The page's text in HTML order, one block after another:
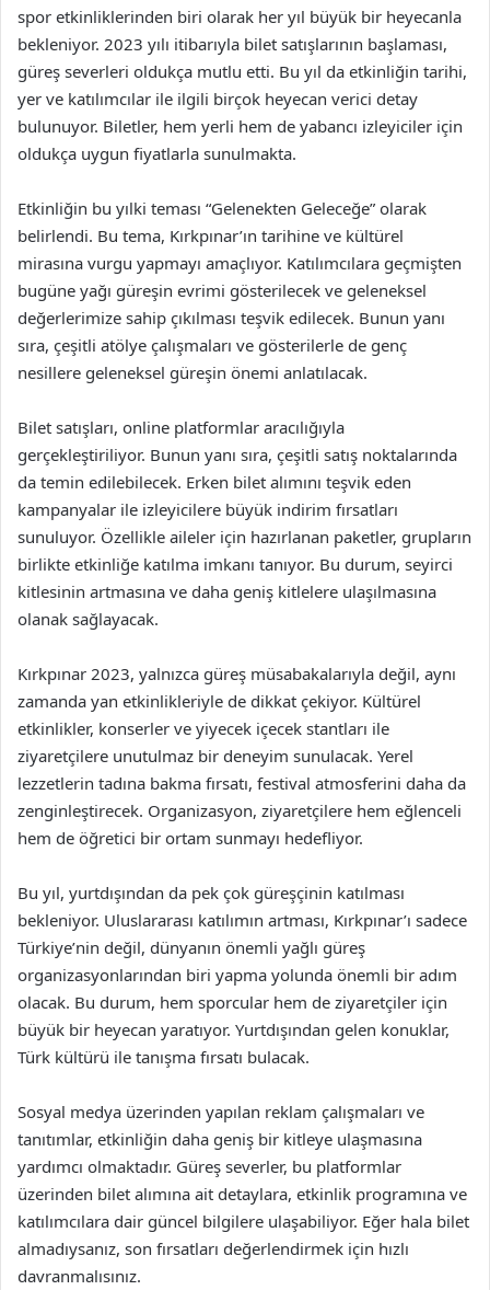
spor etkinliklerinden biri olarak her yıl büyük bir heyecanla
bekleniyor. 2023 yılı itibarıyla bilet satışlarının başlaması,
güreş severleri oldukça mutlu etti. Bu yıl da etkinliğin tarihi,
yer ve katılımcılar ile ilgili birçok heyecan verici detay
bulunuyor. Biletler, hem yerli hem de yabancı izleyiciler için
oldukça uygun fiyatlarla sunulmakta.
Etkinliğin bu yılki teması “Gelenekten Geleceğe” olarak
belirlendi. Bu tema, Kırkpınar’ın tarihine ve kültürel
mirasına vurgu yapmayı amaçlıyor. Katılımcılara geçmişten
bugüne yağı güreşin evrimi gösterilecek ve geleneksel
değerlerimize sahip çıkılması teşvik edilecek. Bunun yanı
sıra, çeşitli atölye çalışmaları ve gösterilerle de genç
nesillere geleneksel güreşin önemi anlatılacak.
Bilet satışları, online platformlar aracılığıyla
gerçekleştiriliyor. Bunun yanı sıra, çeşitli satış noktalarında
da temin edilebilecek. Erken bilet alımını teşvik eden
kampanyalar ile izleyicilere büyük indirim fırsatları
sunuluyor. Özellikle aileler için hazırlanan paketler, grupların
birlikte etkinliğe katılma imkanı tanıyor. Bu durum, seyirci
kitlesinin artmasına ve daha geniş kitlelere ulaşılmasına
olanak sağlayacak.
Kırkpınar 2023, yalnızca güreş müsabakalarıyla değil, aynı
zamanda yan etkinlikleriyle de dikkat çekiyor. Kültürel
etkinlikler, konserler ve yiyecek içecek stantları ile
ziyaretçilere unutulmaz bir deneyim sunulacak. Yerel
lezzetlerin tadına bakma fırsatı, festival atmosferini daha da
zenginleştirecek. Organizasyon, ziyaretçilere hem eğlenceli
hem de öğretici bir ortam sunmayı hedefliyor.
Bu yıl, yurtdışından da pek çok güreşçinin katılması
bekleniyor. Uluslararası katılımın artması, Kırkpınar’ı sadece
Türkiye’nin değil, dünyanın önemli yağlı güreş
organizasyonlarından biri yapma yolunda önemli bir adım
olacak. Bu durum, hem sporcular hem de ziyaretçiler için
büyük bir heyecan yaratıyor. Yurtdışından gelen konuklar,
Türk kültürü ile tanışma fırsatı bulacak.
Sosyal medya üzerinden yapılan reklam çalışmaları ve
tanıtımlar, etkinliğin daha geniş bir kitleye ulaşmasına
yardımcı olmaktadır. Güreş severler, bu platformlar
üzerinden bilet alımına ait detaylara, etkinlik programına ve
katılımcılara dair güncel bilgilere ulaşabiliyor. Eğer hala bilet
almadıysanız, son fırsatları değerlendirmek için hızlı
davranmalısınız.